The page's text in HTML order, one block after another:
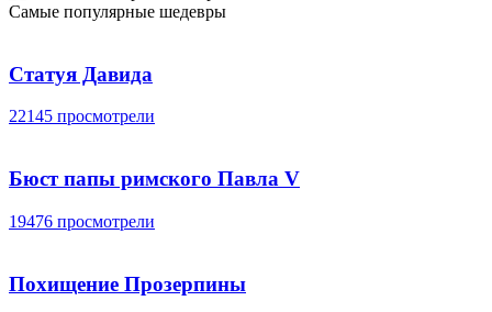
Самые популярные шедевры
Статуя Давида
22145 просмотрели
Бюст папы римского Павла V
19476 просмотрели
Похищение Прозерпины